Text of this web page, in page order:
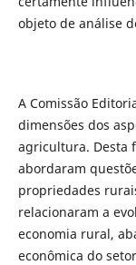
objeto de análise
A Comissão
dimensões dos
agricultura. Desta
abordaram
propriedades
relacionaram a
economia rural,
econômica do